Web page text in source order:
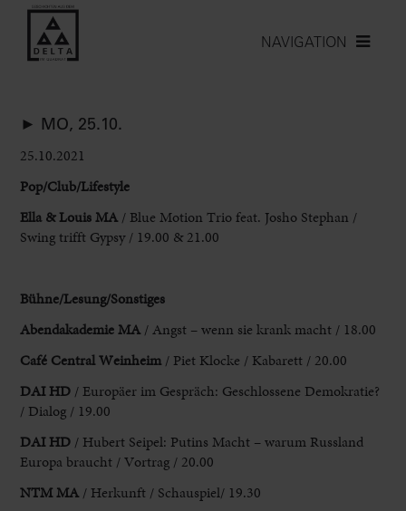
NAVIGATION
► MO, 25.10.
25.10.2021
Pop/Club/Lifestyle
Ella & Louis MA / Blue Motion Trio feat. Josho Stephan /
Swing trifft Gypsy / 19.00 & 21.00
Bühne/Lesung/Sonstiges
Abendakademie MA / Angst – wenn sie krank macht / 18.00
Café Central Weinheim / Piet Klocke / Kabarett / 20.00
DAI HD / Europäer im Gespräch: Geschlossene Demokratie?
/ Dialog / 19.00
DAI HD / Hubert Seipel: Putins Macht – warum Russland
Europa braucht / Vortrag / 20.00
NTMMA / Herkunft / Schauspiel/ 19.30